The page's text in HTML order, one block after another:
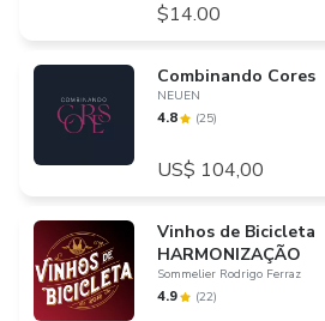
$14.00
Combinando Cores
NEUEN
4.8 (25)
US$ 104,00
Vinhos de Bicicleta
HARMONIZAÇÃO
Sommelier Rodrigo Ferraz
4.9 (22)